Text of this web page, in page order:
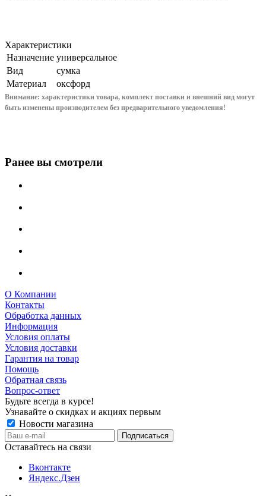
Характеристики
Назначение универсальное
Вид
сумка
Материал
оксфорд
Внимание: характеристики товара, комплект поставки и внешний вид могут
быть изменены производителем без предварительного уведомления!
Ранее вы смотрели
О Компании
Контакты
Обработка данных
Информация
Условия оплаты
Условия доставки
Гарантия на товар
Помощь
Обратная связь
Вопрос-ответ
Будьте всегда в курсе!
Узнавайте о скидках и акциях первым
Новости магазина
Оставайтесь на связи
Вконтакте
Яндекс.Дзен